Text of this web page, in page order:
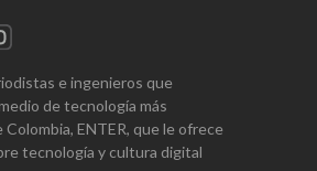
e ingenieros que
de tecnología más
ENTER, que le ofrece
tecnología y cultura digital